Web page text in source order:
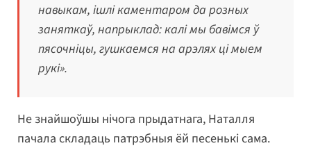
навыкам, ішлі каментаром да розных
заняткаў, напрыклад: калі мы бавімся ў
пясочніцы, гушкаемся на арэлях ці мыем
рукі».
Не знайшоўшы нічога прыдатнага, Наталля
пачала складаць патрэбныя ёй песенькі сама.